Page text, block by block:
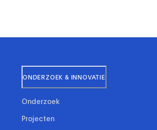
ONDERZOEK & INNOVATIE
Onderzoek
Projecten